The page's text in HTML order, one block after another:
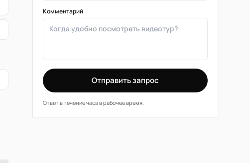
Комментарий
Отправить запрос
Ответ в течение часа в рабочее время.